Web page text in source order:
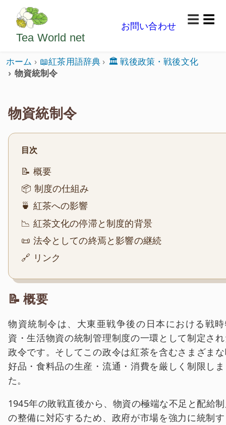
ようこそいらっしゃいました。どうぞごゆっくり楽
Tea World net
お問い合わせ
☰
ホーム 📖紅茶用語辞典
🏛️ 戦後政策・戦後文化
物資統制令
物資統制令
目次
📝 概要
📦 制度の仕組み
🍵 紅茶への影響
📉 紅茶文化の停滞と制度的背景
📜 法令としての終焉と影響の継続
🔗 リンク
📝 概要
物資統制令は、大東亜戦争後の日本における戦
資・生活物資の統制管理制度の一環として制定さ
政令です。そしてこの政令は紅茶を含むさまざま
好品・食料品の生産・流通・消費を厳しく制限し
た。
1945年の敗戦直後から、物資の極端な不足と配給
の整備に対応するため、政府が市場を強力に統制